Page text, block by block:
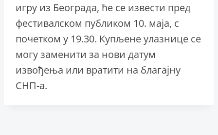
игру из Београда, ће се извести пред
фестивалском публиком 10. маја, с
почетком у 19.30. Купљене улазнице се
могу заменити за нови датум
извођења или вратити на благајну
СНП-а.